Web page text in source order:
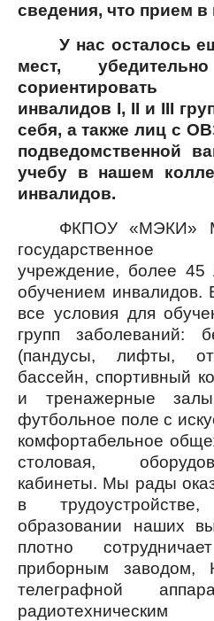
сведения, что прием
У нас осталось
мест,
сориентировать
инвалидов I, II и III
себя, а также лиц с
подведомственной
учебу в нашем
инвалидов.
ФКПОУ «МЭКИ»
государственное
учреждение, более
обучением инвалидов.
все условия для
групп заболеваний:
(пандусы, лифты,
бассейн, спортивный
и тренажерные
футбольное поле с
комфортабельное
столовая,
кабинеты. Мы рады
в
образовании наших
плотно
приборным заводом,
телеграфной